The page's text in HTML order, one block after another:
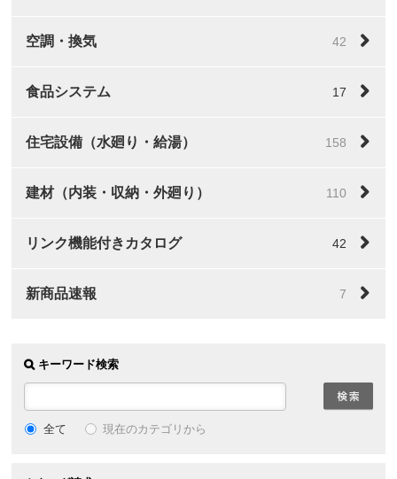
空調・換気 42
食品システム 17
住宅設備（水廻り・給湯） 158
建材（内装・収納・外廻り） 110
リンク機能付きカタログ 42
新商品速報 7
キーワード検索
全て 現在のカテゴリから